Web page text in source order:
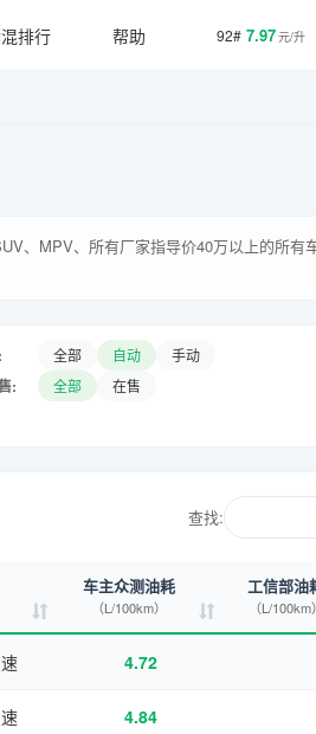
92# 7.97元/升
排行 帮助
、MPV、所有厂家指导价40万以上的所有
全部 自动 手动
: 全部 在售
查找:
车主众测油耗
（L/100km）
工信部油
（L/100km）
4.72
4.84